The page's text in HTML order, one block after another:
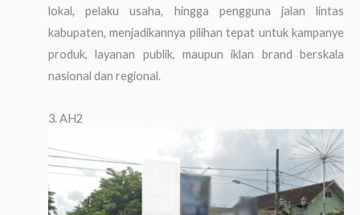
lokal, pelaku usaha, hingga pengguna jalan lintas
kabupaten, menjadikannya pilihan tepat untuk kampanye
produk, layanan publik, maupun iklan brand berskala
nasional dan regional.
3. AH2